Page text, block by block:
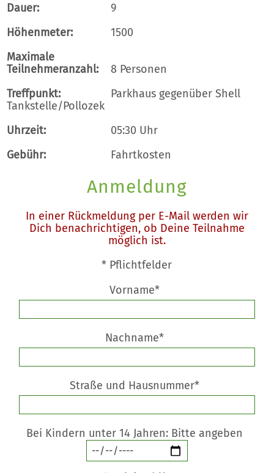
Dauer:
9
Höhenmeter:
1500
Maximale
Teilnehmeranzahl:
8 Personen
Treffpunkt:
Parkhaus gegenüber Shell
Tankstelle/Pollozek
Uhrzeit:
05:30 Uhr
Gebühr:
Fahrtkosten
Anmeldung
In einer Rückmeldung per E-Mail werden wir
Dich benachrichtigen, ob Deine Teilnahme
möglich ist.
* Pflichtfelder
Vorname*
Nachname*
Straße und Hausnummer*
Bei Kindern unter 14 Jahren: Bitte angeben